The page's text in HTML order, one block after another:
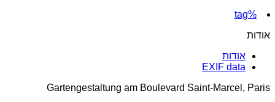
%tag
אודות
אודות
EXIF data
Gartengestaltung am Boulevard Saint-Marcel, Paris